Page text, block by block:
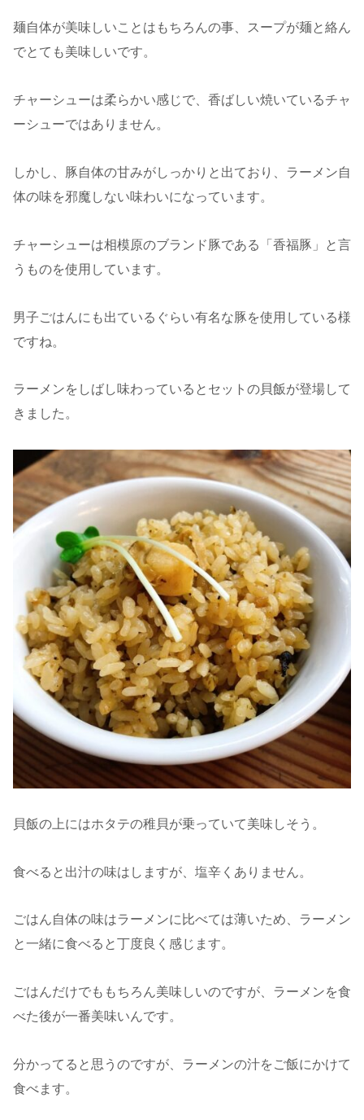
麺自体が美味しいことはもちろんの事、スープが麺と絡ん
でとても美味しいです。
チャーシューは柔らかい感じで、香ばしい焼いているチャ
ーシューではありません。
しかし、豚自体の甘みがしっかりと出ており、ラーメン自
体の味を邪魔しない味わいになっています。
チャーシューは相模原のブランド豚である「香福豚」と言
うものを使用しています。
男子ごはんにも出ているぐらい有名な豚を使用している様
ですね。
ラーメンをしばし味わっているとセットの貝飯が登場して
きました。
貝飯の上にはホタテの稚貝が乗っていて美味しそう。
食べると出汁の味はしますが、塩辛くありません。
ごはん自体の味はラーメンに比べては薄いため、ラーメン
と一緒に食べると丁度良く感じます。
ごはんだけでももちろん美味しいのですが、ラーメンを食
べた後が一番美味いんです。
分かってると思うのですが、ラーメンの汁をご飯にかけて
食べます。